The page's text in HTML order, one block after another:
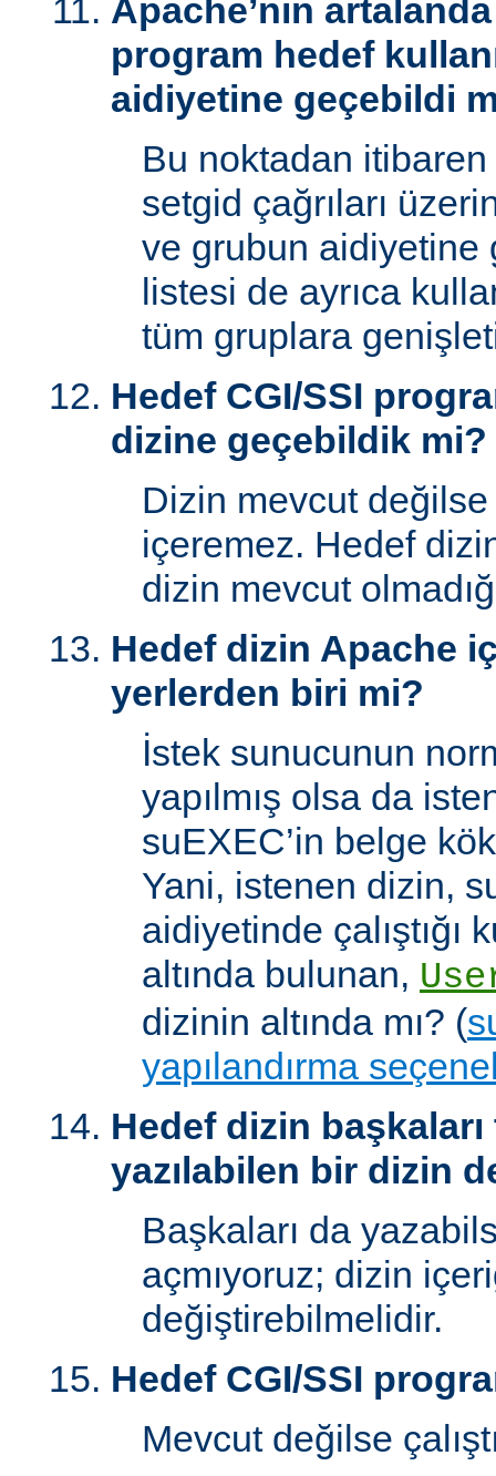
Apache’nin artalanda
program hedef
aidiyetine geçebildi
Bu noktadan
setgid çağrıları
ve grubun aidiyetine
listesi de ayrıca
tüm gruplara
Hedef CGI/SSI
dizine geçebildik mi?
Dizin mevcut değilse
içeremez. Hedef
dizin mevcut
Hedef dizin Apache
yerlerden biri mi?
İstek sunucunun
yapılmış olsa da
suEXEC’in belge
Yani, istenen dizin,
aidiyetinde çalıştığı
altında bulunan,
dizinin altında mı? (
yapılandırma
Hedef dizin başkaları
yazılabilen bir dizin
Başkaları da
açmıyoruz; dizin
değiştirebilmelidir.
Hedef CGI/SSI
Mevcut değilse